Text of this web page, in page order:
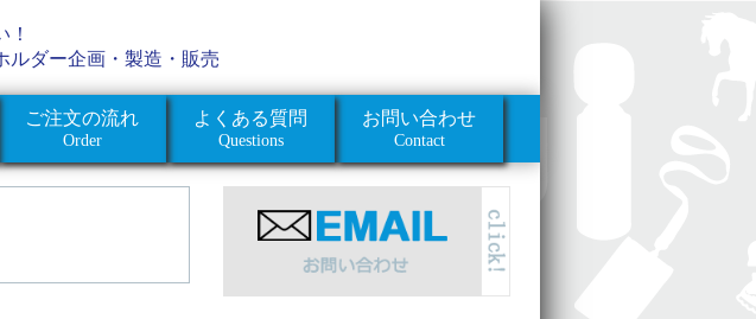
ルダー企画・製造・販売
ご注文の流れ
Order
よくある質問
Questions
お問い合わせ
Contact